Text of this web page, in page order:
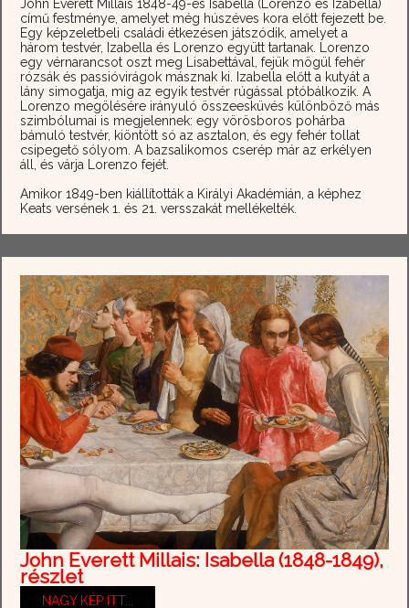
John Everett Millais 1848-49-es Isabella (Lorenzo és Izabella)
című festménye, amelyet még húszéves kora előtt fejezett be.
Egy képzeletbeli családi étkezésen játszódik, amelyet a
három testvér, Izabella és Lorenzo együtt tartanak. Lorenzo
egy vérnarancsot oszt meg Lisabettával, fejük mögül fehér
rózsák és passióvirágok másznak ki. Izabella előtt a kutyát a
lány simogatja, mig az egyik testvér rúgással ptóbálkozik. A
Lorenzo megölésére irányuló összeesküvés különböző más
szimbólumai is megjelennek: egy vörösboros pohárba
bámuló testvér, kiöntött só az asztalon, és egy fehér tollat
csipegető sólyom. A bazsalikomos cserép már az erkélyen
áll, és várja Lorenzo fejét.
Amikor 1849-ben kiállították a Királyi Akadémián, a képhez
Keats versének 1. és 21. versszakát mellékelték.
John Everett Millais: Isabella (1848-1849),
részlet
NAGY KÉP ITT...